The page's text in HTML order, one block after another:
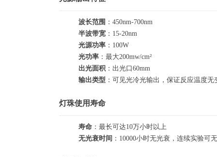
波长范围 ：450nm-700nm
半波带宽 ：15-20nm
光源功率 ：100W
光功率 ：最大200mw/cm²
出光面积 ：出光口60mm
输出类型 ：可见光冷光输出，保证反应温度无
灯珠使用寿命
寿命 ：最长可达10万小时以上
无光衰时间 ：10000小时无光衰，连续实验可